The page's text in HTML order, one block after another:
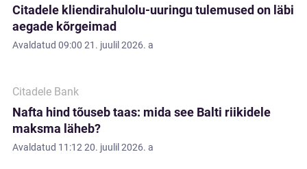
Citadele kliendirahulolu-uuringu tulemused on läbi
aegade kõrgeimad
Avaldatud 09:00 21. juulil 2026. a
Citadele Bank
Nafta hind tõuseb taas: mida see Balti riikidele
maksma läheb?
Avaldatud 11:12 20. juulil 2026. a